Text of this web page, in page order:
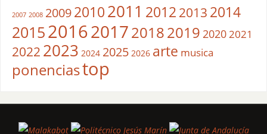
2007 2008 200920102011 2012 2013 2014
20152016201720182019 20202021
2022 2023 2024 2025 2026 arte musica
ponenciastop